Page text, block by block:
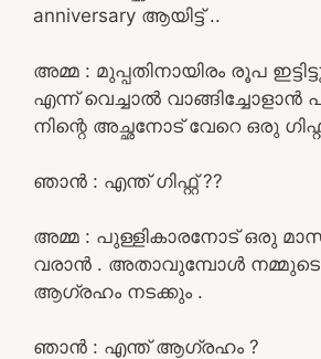
anniversary ആയിട്ട് ..
അമ്മ : മുപ്പതിനായിരം രൂപ
എന്ന് വെച്ചാൽ
നിന്റെ അച്ഛനോട് വേറെ ഒരു
ഞാൻ : എന്ത് ഗിഫ്റ്റ് ??
അമ്മ : പുള്ളികാരനോട് ഒരു
വരാൻ . അതാവുമ്പോൾ നമ്മുടെ
ആഗ്രഹം നടക്കും .
ഞാൻ : എന്ത് ആഗ്രഹം ?